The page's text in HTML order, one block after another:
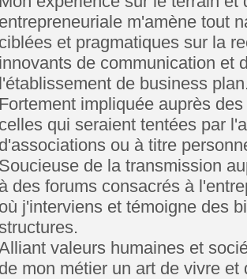
entrepreneuriale m'amène tout
ciblées et pragmatiques sur la
innovants de communication et
l'établissement de business
Fortement impliquée auprès
celles qui seraient tentées par
d'associations ou à titre
Soucieuse de la transmission
à des forums consacrés à
où j'interviens et témoigne des
valeurs humaines et
de mon métier un art de vivre